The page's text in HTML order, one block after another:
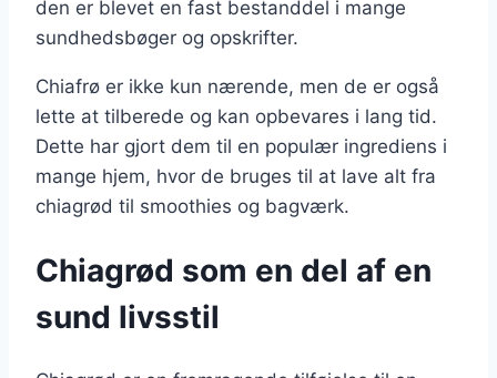
den er blevet en fast bestanddel i mange
sundhedsbøger og opskrifter.
Chiafrø er ikke kun nærende, men de er også
lette at tilberede og kan opbevares i lang tid.
Dette har gjort dem til en populær ingrediens i
mange hjem, hvor de bruges til at lave alt fra
chiagrød til smoothies og bagværk.
Chiagrød som en del af en
sund livsstil